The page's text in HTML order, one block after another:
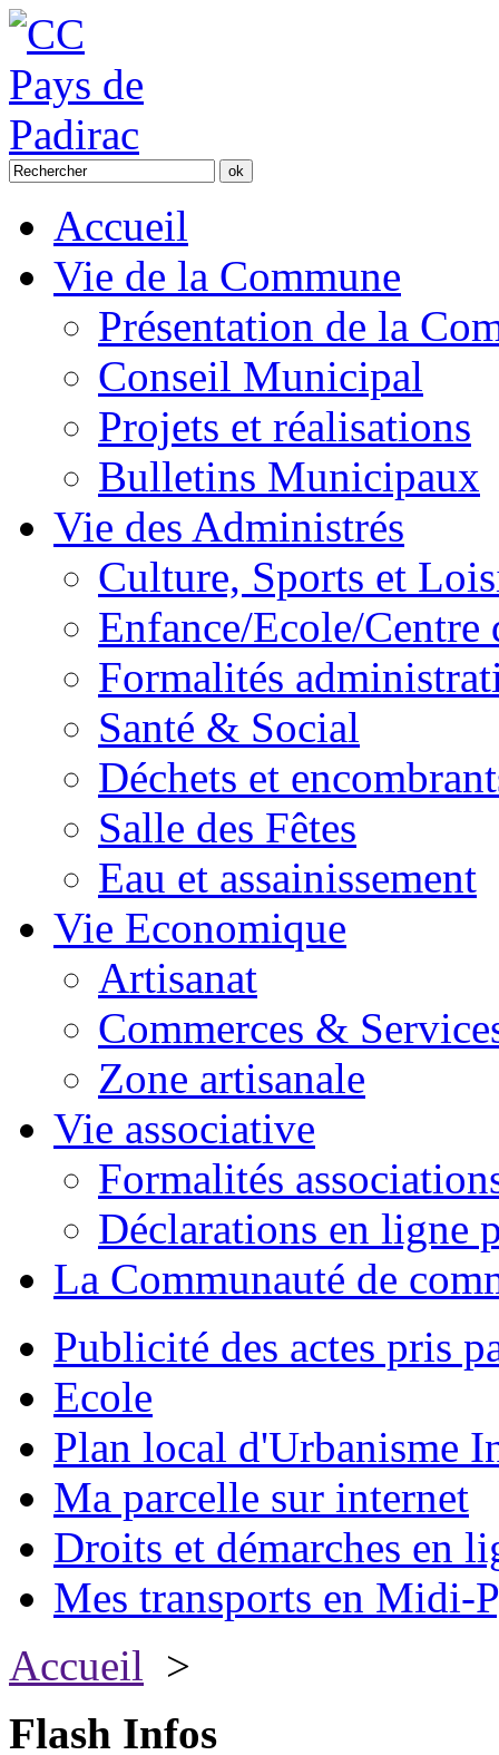
Accueil
Vie de la Commune
Présentation de la
Conseil Municipal
Projets et réalisations
Bulletins Municipaux
Vie des Administrés
Culture, Sports et
Enfance/Ecole/Centre
Formalités
Santé & Social
Déchets et
Salle des Fêtes
Eau et assainissement
Vie Economique
Artisanat
Commerces &
Zone artisanale
Vie associative
Formalités
Déclarations en ligne
La Communauté de
Publicité des actes pris
Ecole
Plan local d'Urbanisme
Ma parcelle sur internet
Droits et démarches en
Mes transports en Midi-
Accueil >
Flash Infos